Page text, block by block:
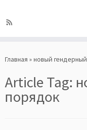
toГлавная » новый
Article Tag:
порядок